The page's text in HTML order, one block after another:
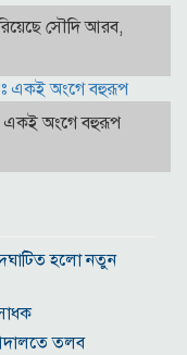
সৌদি আরব,
একই অংগে বহুরূপ
হলো নতুন
তলব